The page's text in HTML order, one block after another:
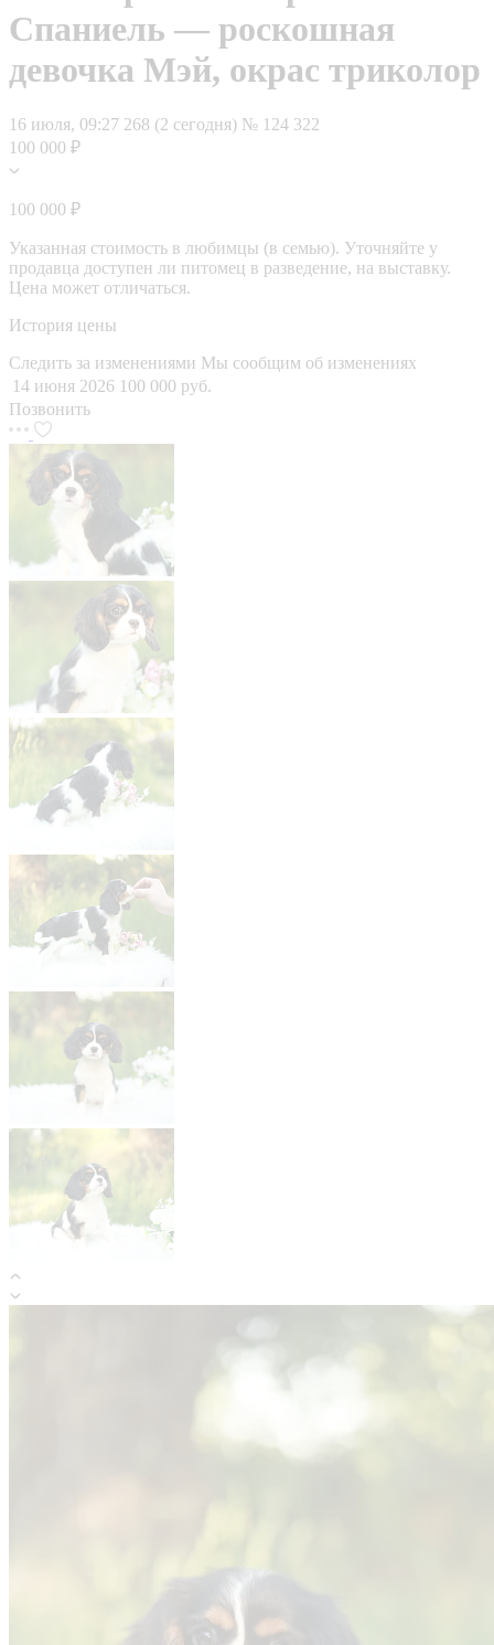
Спаниель — роскошная
девочка Мэй, окрас триколор
16 июля, 09:27 268 (2 сегодня) № 124 322
100 000 ₽
100 000 ₽
Указанная стоимость в любимцы (в семью). Уточняйте у
продавца доступен ли питомец в разведение, на выставку.
Цена может отличаться.
История цены
Следить за изменениями Мы сообщим об изменениях
14 июня 2026 100 000 руб.
Позвонить